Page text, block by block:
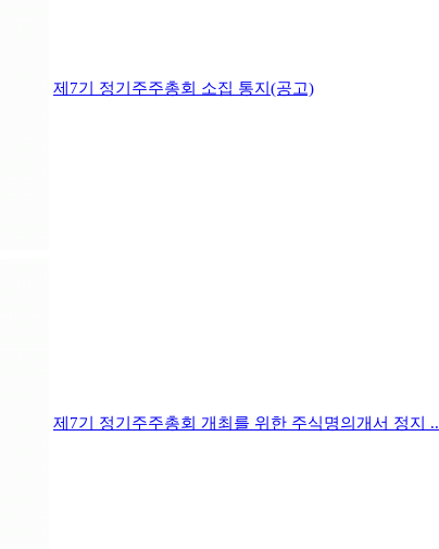
제7기 정기주주총회 소집 통지(공고)
제7기 정기주주총회 개최를 위한 주식명의개서 정지 ..